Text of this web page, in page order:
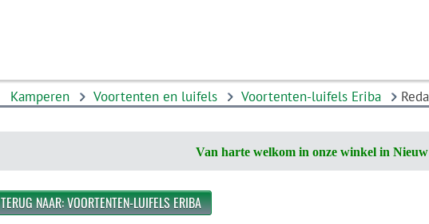
Kamperen Voortenten en luifels Voortenten-luifels Eriba
Van harte welkom in onze winkel in
TERUG NAAR: VOORTENTEN-LUIFELS ERIBA